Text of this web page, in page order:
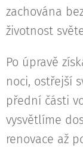
zachována
životnost
Po úpravě
noci, ostřejší
přední části
vysvětlíme
renovace až